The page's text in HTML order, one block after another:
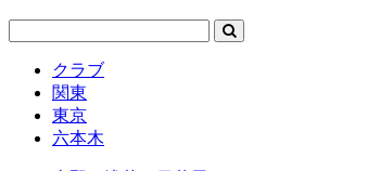
クラブ
関東
東京
六本木